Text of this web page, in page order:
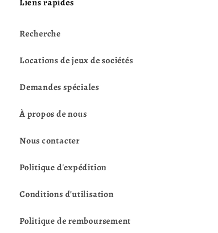
Recherche
Locations de jeux de sociétés
Demandes spéciales
À propos de nous
Nous contacter
Politique d'expédition
Conditions d'utilisation
Politique de remboursement